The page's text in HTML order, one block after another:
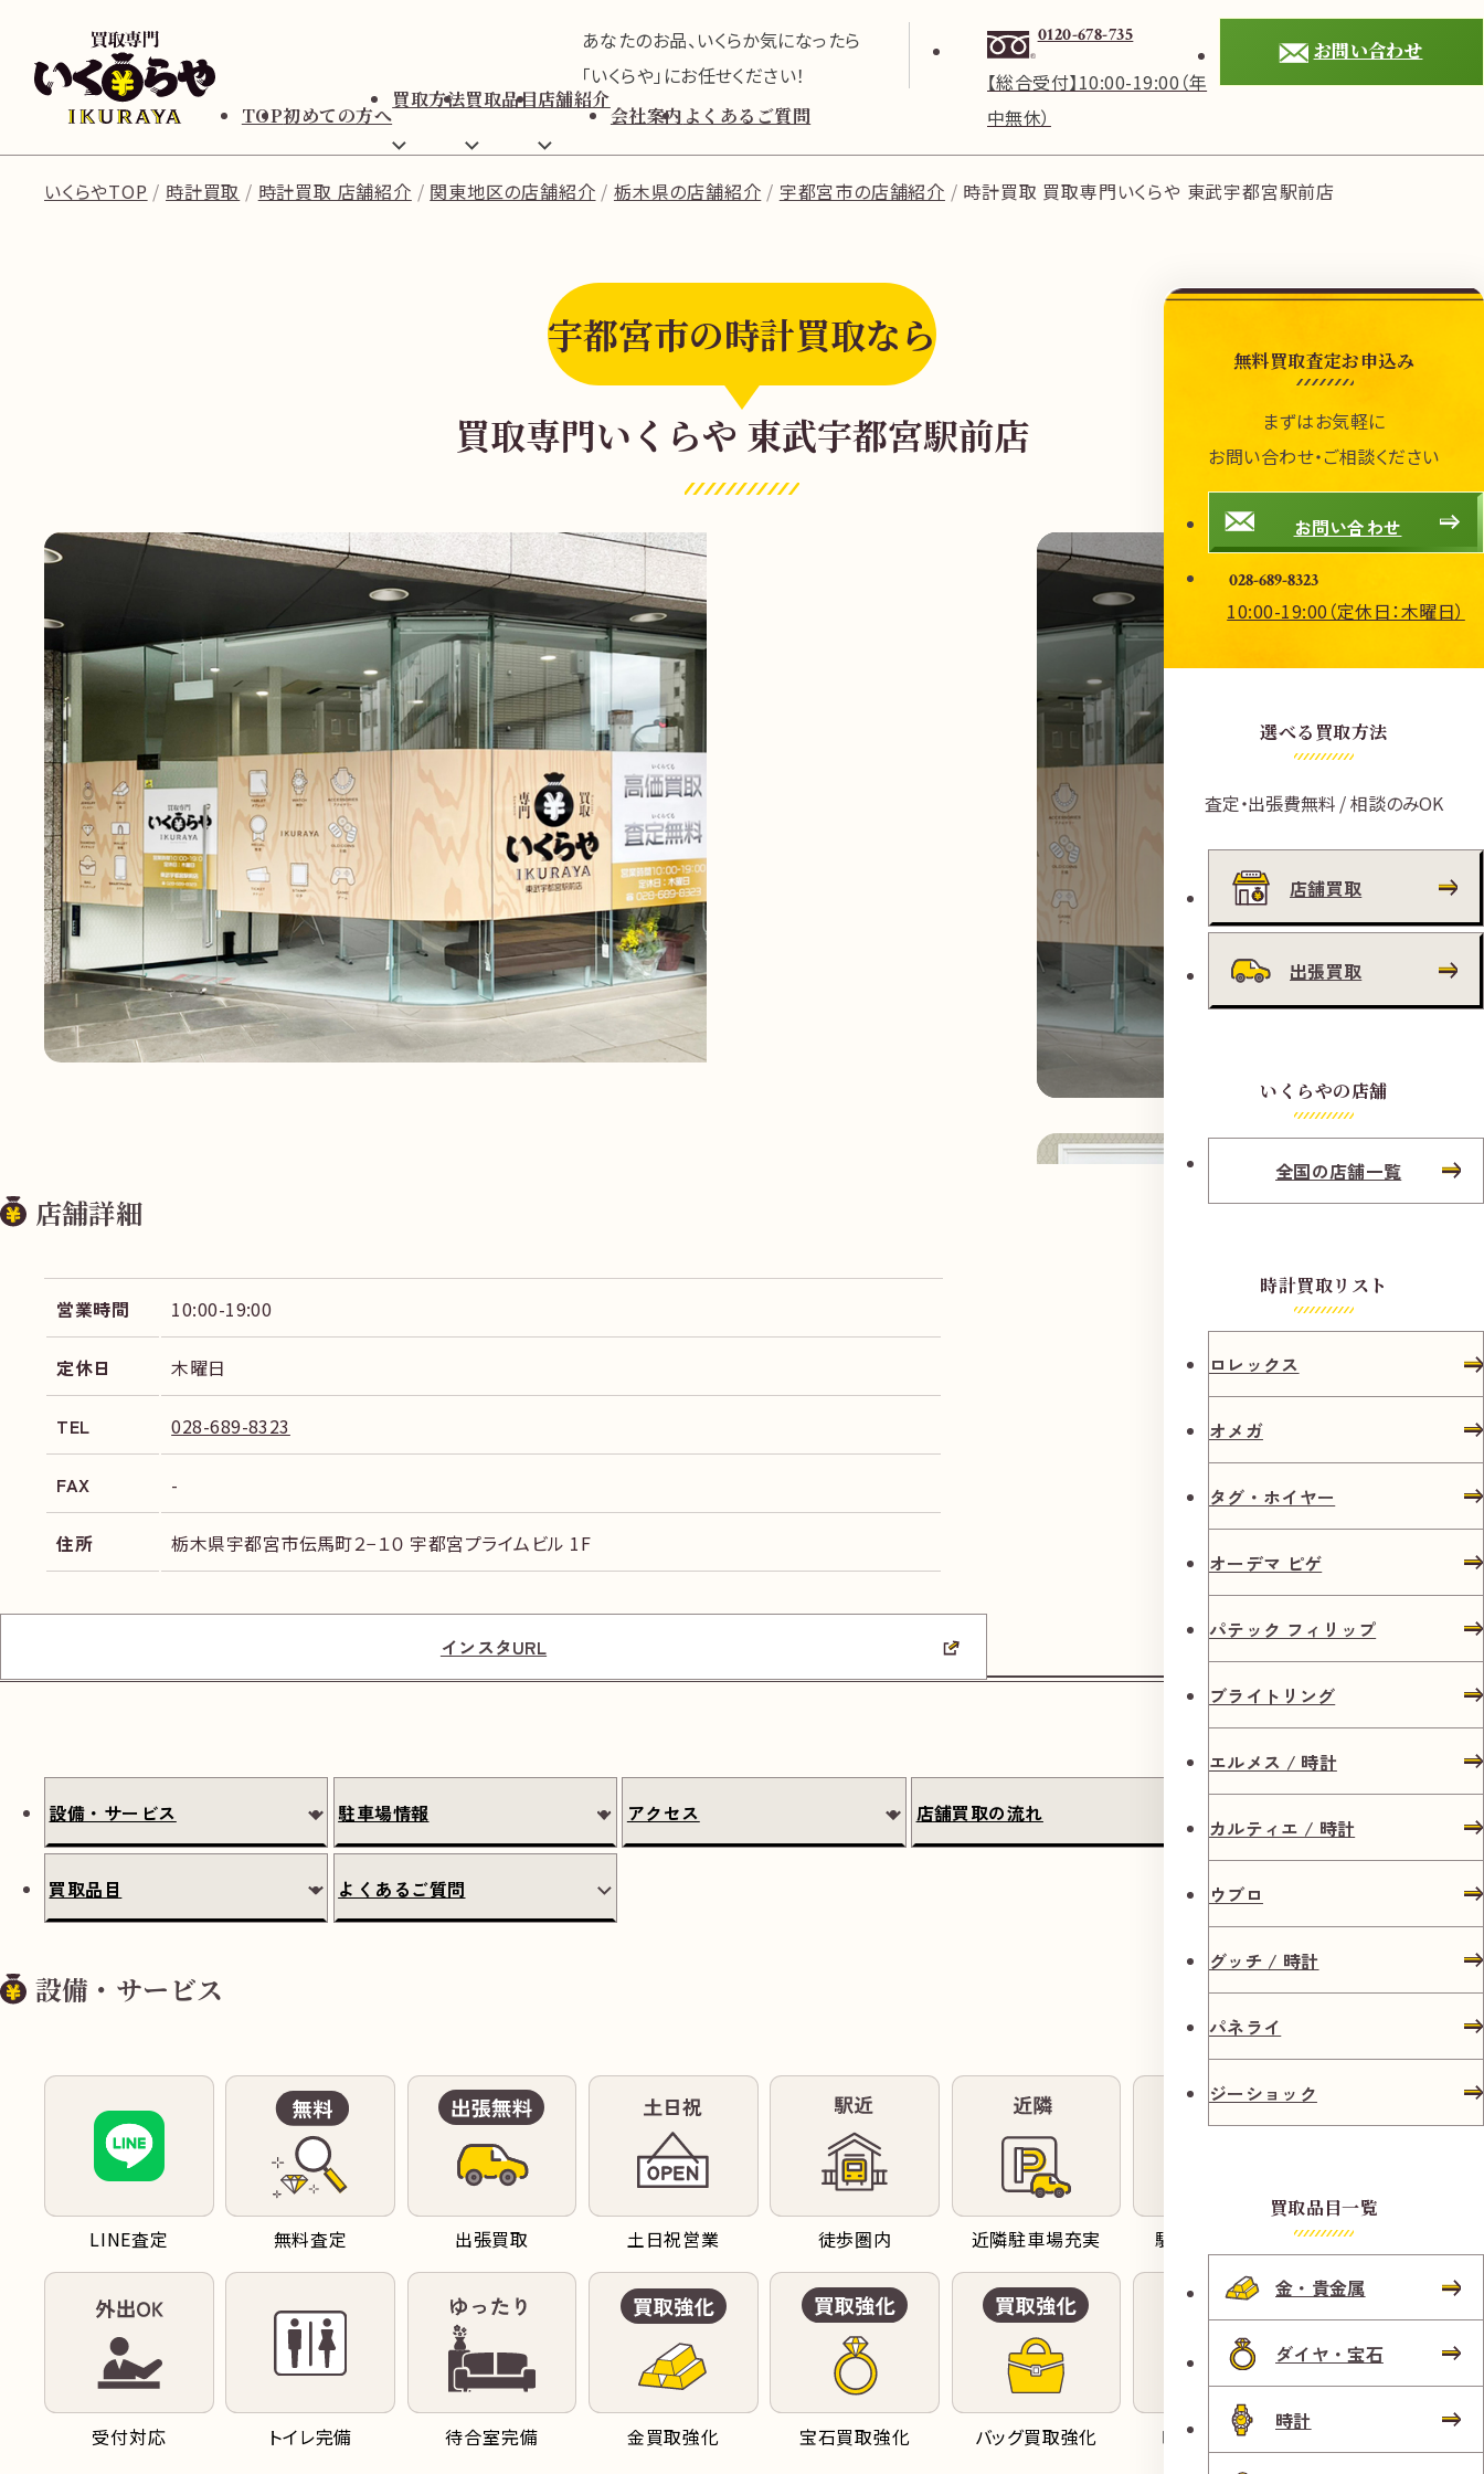
あなたのお品、いくらか気になったら
「いくらや」にお任せください！
0120-678-735
【総合受付】10:00-19:00（年
中無休）
お問い合わせ
TOP初めての方へ
買取方法買取品目店舗紹介
会社案内 よくあるご質問
いくらやTOP 時計買取 時計買取 店舗紹介 関東地区の店舗紹介 栃木県の店舗紹介 宇都宮市の店舗紹介 時計買取 買取専門いくらや 東武宇都宮駅前店
宇都宮市の時計買取なら
買取専門いくらや 東武宇都宮駅前店
店舗詳細
営業時間 10:00-19:00
定休日 木曜日
TEL 028-689-8323
FAX -
住所 栃木県宇都宮市伝馬町２−１０ 宇都宮プライムビル 1F
インスタURL
設備・サービス 駐車場情報 アクセス 店舗買取の流れ
買取品目 よくあるご質問
設備・サービス
LINE査定 無料査定 出張買取 土日祝営業 徒歩圏内 近隣駐車場充実 駐車代サービス 来店予約受付
受付対応 トイレ完備 待合室完備 金買取強化 宝石買取強化 バッグ買取強化 時計買取強化
無料買取査定お申込み
まずはお気軽に
お問い合わせ・ご相談ください
お問い合わせ
028-689-8323
10:00-19:00（定休日：木曜日）
選べる買取方法
査定・出張費無料 / 相談のみOK
店舗買取
出張買取
いくらやの店舗
全国の店舗一覧
時計買取リスト
ロレックス
オメガ
タグ・ホイヤー
オーデマ ピゲ
パテック フィリップ
ブライトリング
エルメス / 時計
カルティエ / 時計
ウブロ
グッチ / 時計
パネライ
ジーショック
買取品目一覧
金・貴金属
ダイヤ・宝石
時計